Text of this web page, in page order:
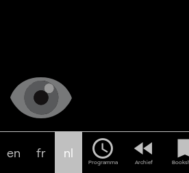
en fr nl schedule
Programma
fast_rewind
Archief
bookmark